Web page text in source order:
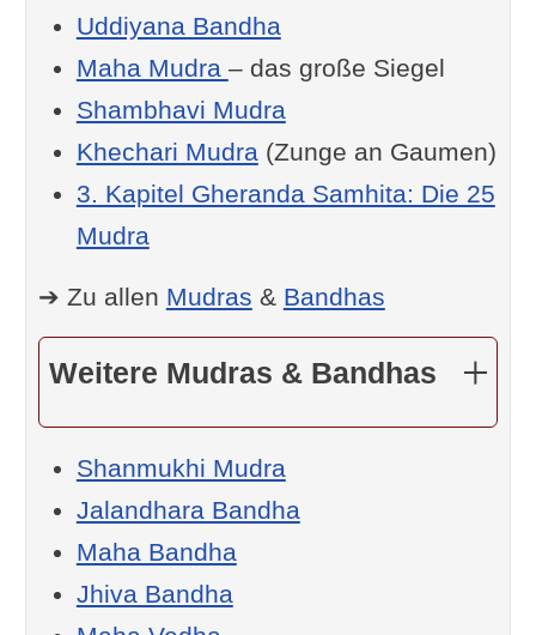
Uddiyana Bandha
Maha Mudra – das große Siegel
Shambhavi Mudra
Khechari Mudra(Zunge an Gaumen)
3. Kapitel Gheranda Samhita: Die 25
Mudra
➔ Zu allen Mudras & Bandhas
Weitere Mudras & Bandhas
Shanmukhi Mudra
Jalandhara Bandha
Maha Bandha
Jhiva Bandha